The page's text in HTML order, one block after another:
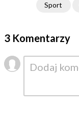
Sport
3 Komentarzy